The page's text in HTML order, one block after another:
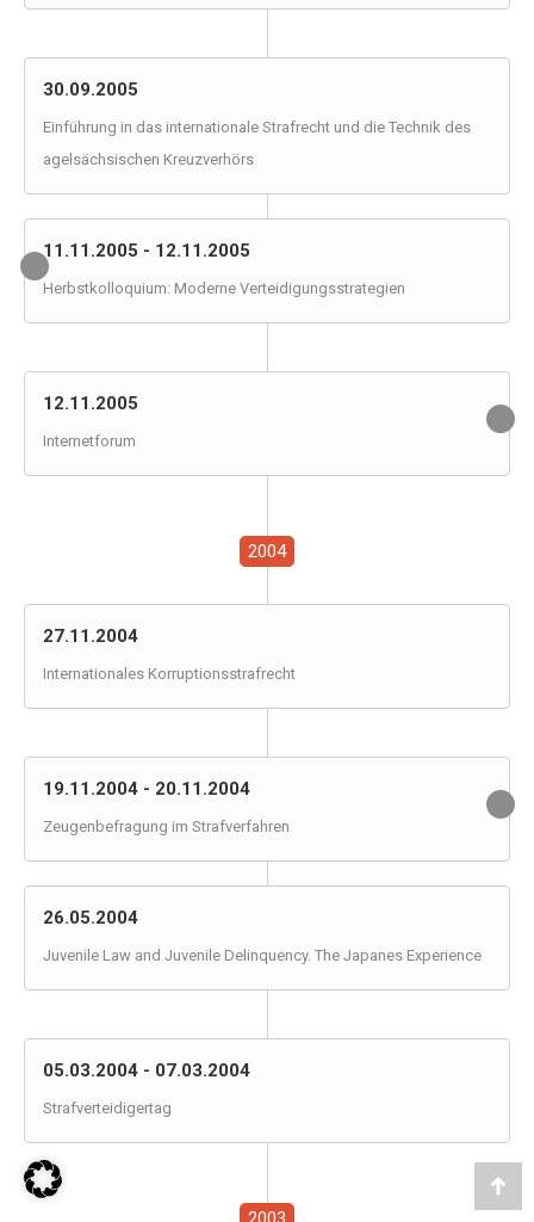
30.09.2005
Einführung in das internationale Strafrecht und die Technik des
agelsächsischen Kreuzverhörs
11.11.2005 - 12.11.2005
Herbstkolloquium: Moderne Verteidigungsstrategien
12.11.2005
Internetforum
2004
27.11.2004
Internationales Korruptionsstrafrecht
19.11.2004 - 20.11.2004
Zeugenbefragung im Strafverfahren
26.05.2004
Juvenile Law and Juvenile Delinquency. The Japanes Experience
05.03.2004 - 07.03.2004
Strafverteidigertag
Go